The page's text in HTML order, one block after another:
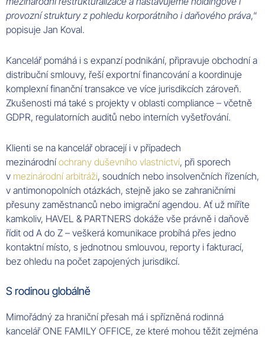
provozní struktury z pohledu korporátního i daňového práva,“
popisuje Jan Koval.
Kancelář pomáhá i s expanzí podnikání, připravuje obchodní a
distribuční smlouvy, řeší exportní financování a koordinuje
komplexní finanční transakce ve více jurisdikcích zároveň.
Zkušenosti má také s projekty v oblasti compliance – včetně
GDPR, regulatorních auditů nebo interních vyšetřování.
Klienti se na kancelář obracejí i v případech
mezinárodníochrany duševního vlastnictví, při sporech
v mezinárodní arbitráži, soudních nebo insolvenčních řízeních,
v antimonopolních otázkách, stejně jako se zahraničními
přesuny zaměstnanců nebo imigrační agendou. Ať už míříte
kamkoliv, HAVEL & PARTNERS dokáže vše právně i daňově
řídit od A do Z – veškerá komunikace probíhá přes jedno
kontaktní místo, s jednotnou smlouvou, reporty i fakturací,
bez ohledu na počet zapojených jurisdikcí.
S rodinou globálně
Mimořádný za hraniční přesah má i spřízněná rodinná
kancelář ONE FAMILY OFFICE, ze které mohou těžit zejména